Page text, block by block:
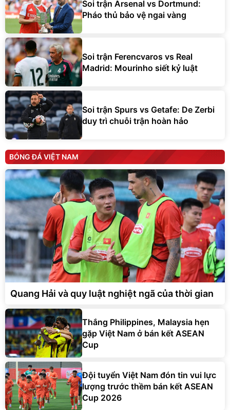
Soi trận Arsenal vs Dortmund:
Pháo thủ bảo vệ ngai vàng
Soi trận Ferencvaros vs Real
Madrid: Mourinho siết kỷ luật
Soi trận Spurs vs Getafe: De Zerbi
duy trì chuỗi trận hoàn hảo
BÓNG ĐÁ VIỆT NAM
Quang Hải và quy luật nghiệt ngã của thời gian
Thắng Philippines, Malaysia hẹn
gặp Việt Nam ở bán kết ASEAN
Cup
Đội tuyển Việt Nam đón tin vui lực
lượng trước thềm bán kết ASEAN
Cup 2026